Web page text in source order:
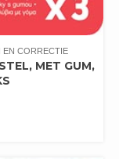
EN CORRECTIE
MET GUM,